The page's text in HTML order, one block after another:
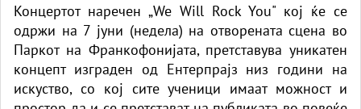
Концертот наречен „We Will Rock You" кој ќе се
одржи на 7 јуни (недела) на отворената сцена во
Паркот на Франкофонијата, претставува уникатен
концепт изграден од Ентерпрајз низ години на
искуство, со кој сите ученици имаат можност и